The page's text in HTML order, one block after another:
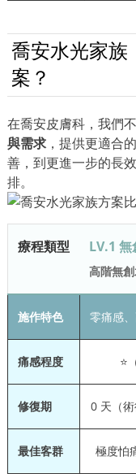
喬安水光家族
案？
在喬安皮膚科，我們
與需求，提供更適合
善，到更進一步的長
排。
療程類型 LV.1 無
高階無
施作特色 零痛感
痛感程度 ⭐
修復期 0 天（術
最佳客群 極度怕